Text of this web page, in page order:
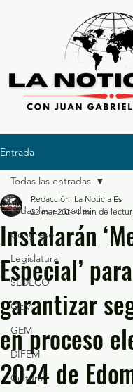
Entrada
Todas las entradas
Congreso
Legislatura
SEDECO
GEM
GEM
DIFEM
Cultura
Todas las entradas
Instalarán
Especial’ para
garantizar
en proceso
2024 de
Redacción: La Noticia Es
22 mar 2024 1 min de